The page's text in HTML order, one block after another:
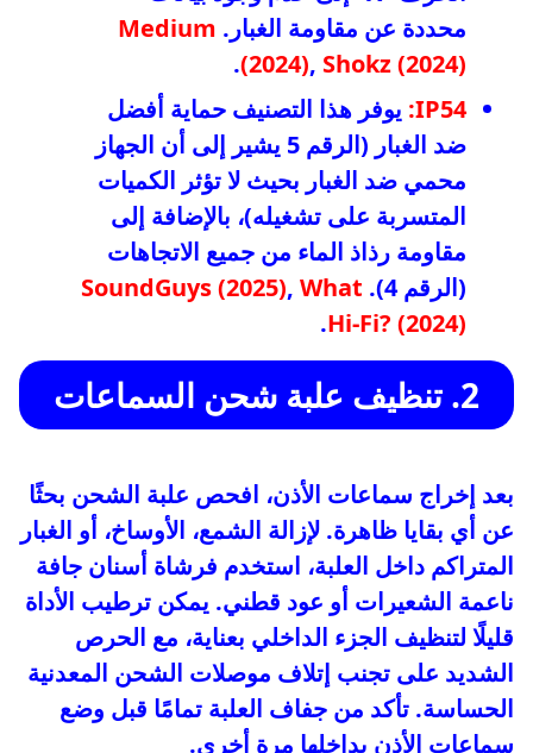
محددة عن مقاومة الغبار. Medium
(2024), Shokz (2024)
.
IP54: يوفر هذا التصنيف حماية أفضل
ضد الغبار (الرقم 5 يشير إلى أن الجهاز
محمي ضد الغبار بحيث لا تؤثر الكميات
المتسربة على تشغيله)، بالإضافة إلى
مقاومة رذاذ الماء من جميع الاتجاهات
(الرقم 4).
SoundGuys (2025), What
Hi-Fi? (2024)
.
2. تنظيف علبة شحن السماعات
بعد إخراج سماعات الأذن، افحص علبة الشحن بحثًا
عن أي بقايا ظاهرة. لإزالة الشمع، الأوساخ، أو الغبار
المتراكم داخل العلبة، استخدم فرشاة أسنان جافة
ناعمة الشعيرات أو عود قطني. يمكن ترطيب الأداة
قليلًا لتنظيف الجزء الداخلي بعناية، مع الحرص
الشديد على تجنب إتلاف موصلات الشحن المعدنية
الحساسة. تأكد من جفاف العلبة تمامًا قبل وضع
سماعات الأذن بداخلها مرة أخرى.